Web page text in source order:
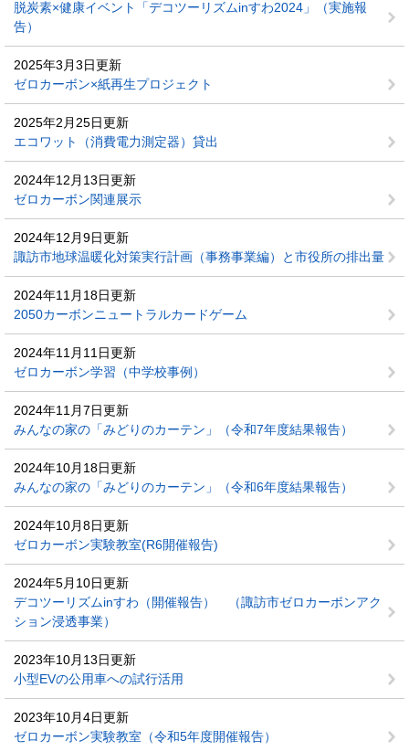
脱炭素×健康イベント「デコツーリズムinすわ2024」（実施報
告）
2025年3月3日更新
ゼロカーボン×紙再生プロジェクト
2025年2月25日更新
エコワット（消費電力測定器）貸出
2024年12月13日更新
ゼロカーボン関連展示
2024年12月9日更新
諏訪市地球温暖化対策実行計画（事務事業編）と市役所の排出量
2024年11月18日更新
2050カーボンニュートラルカードゲーム
2024年11月11日更新
ゼロカーボン学習（中学校事例）
2024年11月7日更新
みんなの家の「みどりのカーテン」（令和7年度結果報告）
2024年10月18日更新
みんなの家の「みどりのカーテン」（令和6年度結果報告）
2024年10月8日更新
ゼロカーボン実験教室(R6開催報告)
2024年5月10日更新
デコツーリズムinすわ（開催報告） （諏訪市ゼロカーボンアク
ション浸透事業）
2023年10月13日更新
小型EVの公用車への試行活用
2023年10月4日更新
ゼロカーボン実験教室（令和5年度開催報告）